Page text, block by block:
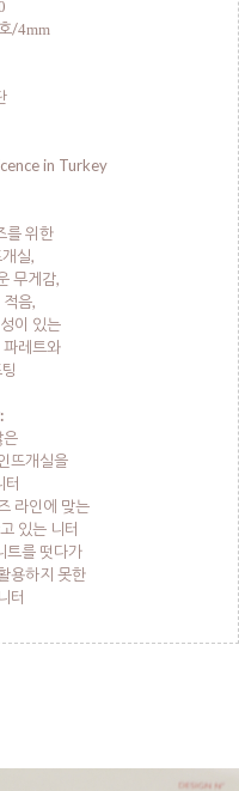
/4mm
in Turkey
를 위한
실,
무게감,
음,
이 있는
파레트와
은
뜨개실을
터
라인에 맞는
있는 니터
트를 떳다가
용하지 못한
터